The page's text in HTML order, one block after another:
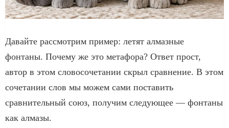
Давайте рассмотрим пример: летят алмазные
фонтаны. Почему же это метафора? Ответ прост,
автор в этом словосочетании скрыл сравнение. В этом
сочетании слов мы можем сами поставить
сравнительный союз, получим следующее — фонтаны
как алмазы.